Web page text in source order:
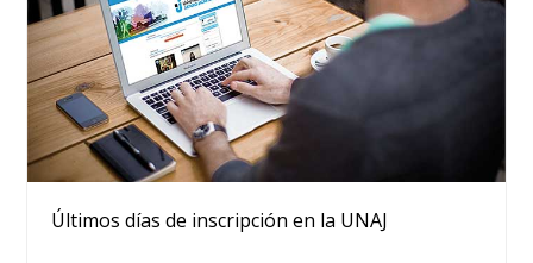
Últimos días de inscripción en la UNAJ